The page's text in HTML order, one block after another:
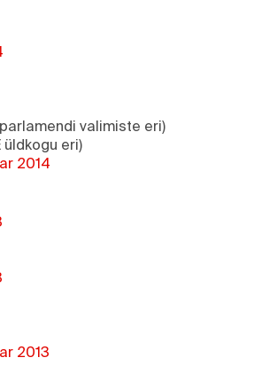
valimiste eri)
üldkogu eri)
2014
2013